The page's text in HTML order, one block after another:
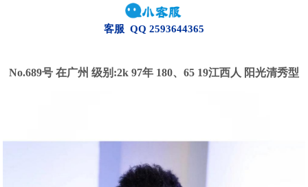
客服 QQ 2593644365
No.689号 在广州 级别:2k 97年 180、65 19江西人 阳光清秀型